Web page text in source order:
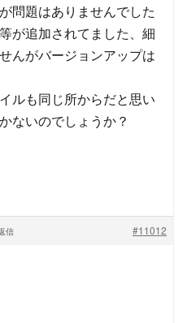
問題はありませんでした
が追加されてました、細
んがバージョンアップは
ルも同じ所からだと思い
ないのでしょうか？
#11012
信